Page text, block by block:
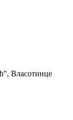
Власотинце